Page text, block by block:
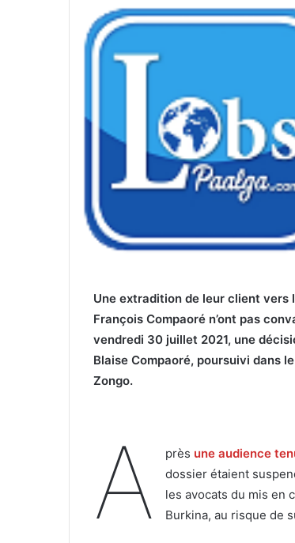
Une extradition de leur client vers
François Compaoré n’ont pas
vendredi 30 juillet 2021, une
Blaise Compaoré, poursuivi dans
Zongo.
A près une audience
dossier étaient
les avocats du mis en
Burkina, au risque de